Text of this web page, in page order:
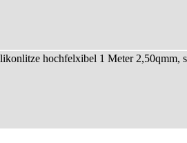
hochfelxibel 1 Meter 2,50qmm,